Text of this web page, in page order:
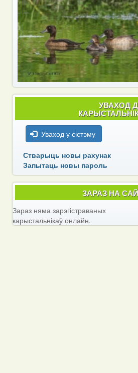
УВАХОД
Уваход у сістэму
Стварыць новы рахунак
Запытаць новы пароль
ЗАРАЗ НА
Зараз няма зарэгістраваных
карыстальнікаў онлайн.